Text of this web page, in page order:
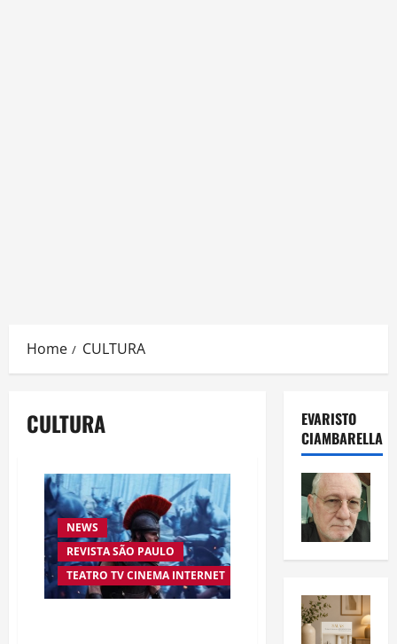
Home CULTURA
CULTURA
NEWS
REVISTA SÃO PAULO
TEATRO TV CINEMA INTERNET
EVARISTO
CIAMBARELLA